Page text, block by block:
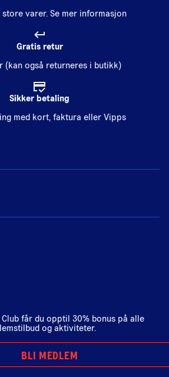
varer. Se mer informasjon
Gratis retur
(kan også returneres i butikk)
Sikker betaling
med kort, faktura eller Vipps
får du opptil 30% bonus på alle
og aktiviteter.
BLI MEDLEM